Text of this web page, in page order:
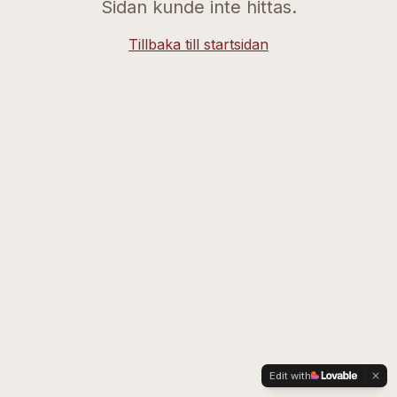
Sidan kunde inte hittas.
Tillbaka till startsidan
Edit with